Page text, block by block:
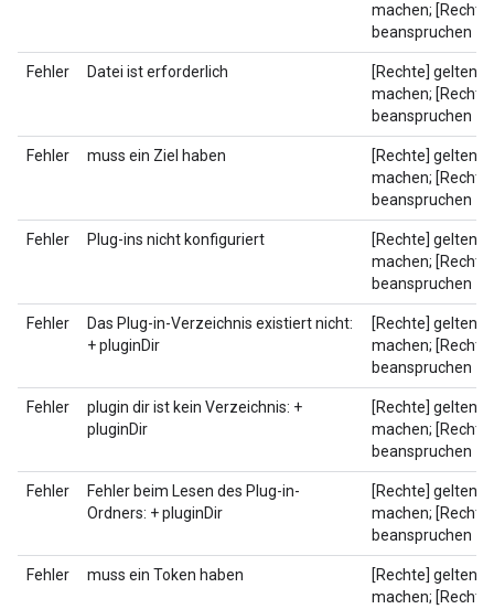
machen; [Rechte]
beanspruchen
Fehler Datei ist erforderlich
[Rechte] geltend
machen; [Rechte]
beanspruchen
Fehler muss ein Ziel haben
[Rechte] geltend
machen; [Rechte]
beanspruchen
Fehler Plug-ins nicht konfiguriert
[Rechte] geltend
machen; [Rechte]
beanspruchen
Fehler
Das Plug-in-Verzeichnis existiert nicht:
+ pluginDir
[Rechte] geltend
machen; [Rechte]
beanspruchen
Fehler
plugin dir ist kein Verzeichnis: +
pluginDir
[Rechte] geltend
machen; [Rechte]
beanspruchen
Fehler
Fehler beim Lesen des Plug-in-
Ordners: + pluginDir
[Rechte] geltend
machen; [Rechte]
beanspruchen
Fehler muss ein Token haben
[Rechte] geltend
machen; [Rechte]